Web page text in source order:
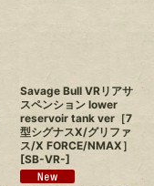
Savage Bull VRリアサ
スペンション lower
reservoir tank ver［7
型シグナスX/グリファ
ス/X FORCE/NMAX］
[SB-VR-]